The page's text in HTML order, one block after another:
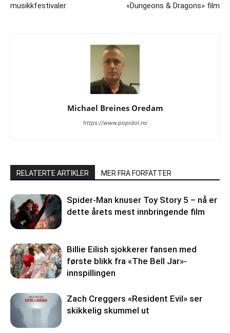
musikkfestivaler
«Dungeons & Dragons» film
Michael Breines Oredam
https://www.popidol.no
RELATERTE ARTIKLER MER FRA FORFATTER
Spider-Man knuser Toy Story 5 – nå er
dette årets mest innbringende film
Billie Eilish sjokkerer fansen med
første blikk fra «The Bell Jar»-
innspillingen
Zach Creggers «Resident Evil» ser
skikkelig skummel ut